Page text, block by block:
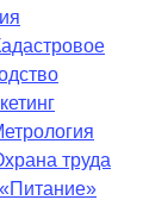
труда